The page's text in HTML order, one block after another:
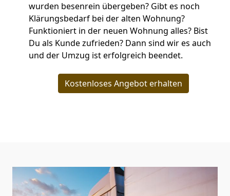
wurden besenrein übergeben? Gibt es noch
Klärungsbedarf bei der alten Wohnung?
Funktioniert in der neuen Wohnung alles? Bist
Du als Kunde zufrieden? Dann sind wir es auch
und der Umzug ist erfolgreich beendet.
Kostenloses Angebot erhalten